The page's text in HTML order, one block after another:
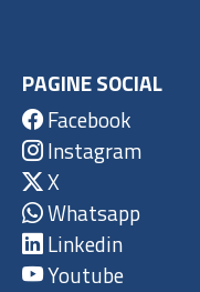
PAGINE SOCIAL
Facebook
Instagram
X
Whatsapp
Linkedin
Youtube